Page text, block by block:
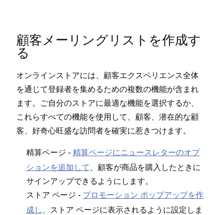
顧客メ⁠ーリングリストを作成す
る
オンラインストアには⁠、顧客エクスペリエンス全体
を通じて登録者を集めるための複数の機能が含まれ
ます⁠。ご自分のストアに最適な機能を選択するか⁠、
これらすべての機能を使用して⁠、顧客⁠、潜在的な顧
客⁠、好奇心旺盛な訪問者を確実に惹きつけます⁠。
精算ペ⁠ージ - 精算ペ⁠ージにニ⁠ュ⁠ースレタ⁠ーのオプ
シ⁠ョンを追加して ⁠、顧客が商品を購入したときに
サインア⁠ップできるようにします⁠。
ストア ペ⁠ージ - プロモ⁠ーシ⁠ョン ポ⁠ップア⁠ップを作
成し ⁠、ストア ペ⁠ージに表示されるように設定しま